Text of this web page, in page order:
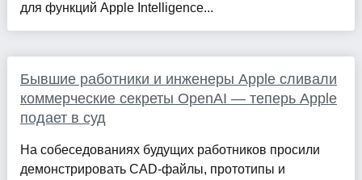
для функций Apple Intelligence...
Бывшие работники и инженеры Apple сливали
коммерческие секреты OpenAI — теперь Apple
подает в суд
На собеседованиях будущих работников просили
демонстрировать CAD-файлы, прототипы и